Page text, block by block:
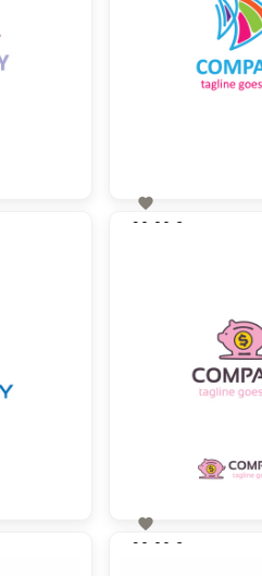

90,00 €

90,00 €